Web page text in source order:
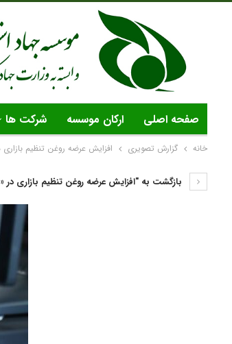
صفحه اصلی ارکان موسسه شرکت ها
خانه گزارش تصویری افزایش عرضه روغن تنظیم بازاری
بازگشت به "افزایش عرضه روغن تنظیم بازاری در